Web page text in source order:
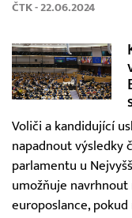
ČTK - 22.06.2024
Voliči a kandidující
napadnout výsledky
parlamentu u
umožňuje
europoslance,